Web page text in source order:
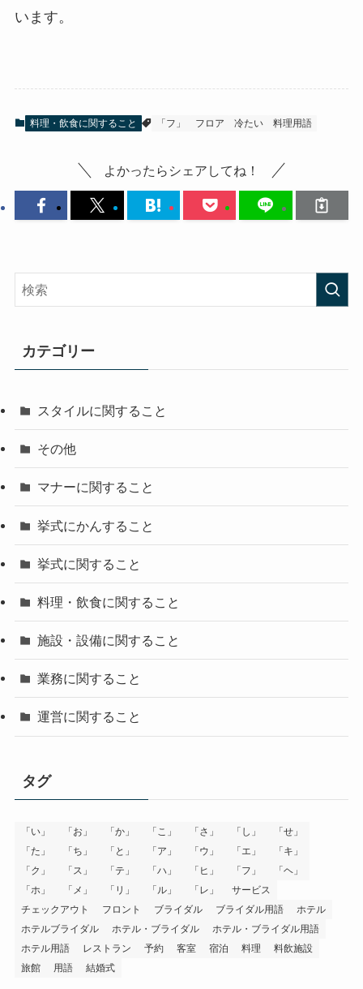
います。
料理・飲食に関すること 「フ」 フロア 冷たい 料理用語
よかったらシェアしてね！
カテゴリー
スタイルに関すること
その他
マナーに関すること
挙式にかんすること
挙式に関すること
料理・飲食に関すること
施設・設備に関すること
業務に関すること
運営に関すること
タグ
「い」 「お」 「か」 「こ」 「さ」 「し」
「せ」
「た」
「ち」 「と」 「ア」 「ウ」 「エ」
「キ」
「ク」
「ス」 「テ」 「ハ」 「ヒ」 「フ」
「ヘ」
「ホ」
「メ」 「リ」 「ル」 「レ」
サービス
チェックアウト
フロント ブライダル ブライダル用語
ホテル
ホテルブライダル
ホテル・ブライダル
ホテル・ブライダル用語
ホテル用語
レストラン 予約 客室 宿泊 料理
料飲施設
旅館
用語 結婚式